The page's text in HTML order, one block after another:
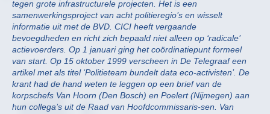
tegen grote infrastructurele projecten. Het is een
samenwerkingsproject van acht politieregio’s en wisselt
informatie uit met de BVD. CICI heeft vergaande
bevoegdheden en richt zich bepaald niet alleen op ‘radicale’
actievoerders. Op 1 januari ging het coördinatiepunt formeel
van start. Op 15 oktober 1999 verscheen in De Telegraaf een
artikel met als titel ‘Politieteam bundelt data eco-activisten’. De
krant had de hand weten te leggen op een brief van de
korpschefs Van Hoorn (Den Bosch) en Poelert (Nijmegen) aan
hun collega’s uit de Raad van Hoofdcommissaris-sen. Van